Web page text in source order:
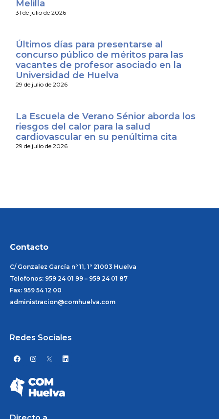
Melilla
31 de julio de 2026
Últimos días para presentarse al
concurso público de méritos para las
vacantes de profesor asociado en la
Universidad de Huelva
29 de julio de 2026
La Escuela de Verano Sénior aborda los
riesgos del calor para la salud
cardiovascular en su penúltima cita
29 de julio de 2026
Contacto
C/ Gonzalez García nº 11, 1º 21003 Huelva
Telefonos: 959 24 01 99 – 959 24 01 87
Fax: 959 54 12 00
administracion@comhuelva.com
Redes Sociales
F
a
e
b
o
o
I
n
a
g
r
L
i
i